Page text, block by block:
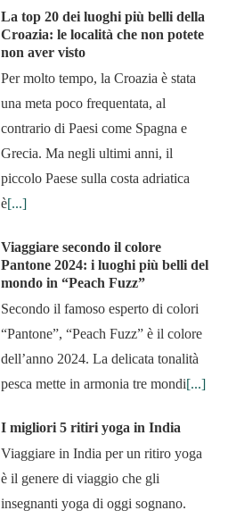
La top 20 dei luoghi più belli della
Croazia: le località che non potete
non aver visto
Per molto tempo, la Croazia è stata
una meta poco frequentata, al
contrario di Paesi come Spagna e
Grecia. Ma negli ultimi anni, il
piccolo Paese sulla costa adriatica
è[...]
Viaggiare secondo il colore
Pantone 2024: i luoghi più belli del
mondo in “Peach Fuzz”
Secondo il famoso esperto di colori
“Pantone”, “Peach Fuzz” è il colore
dell’anno 2024. La delicata tonalità
pesca mette in armonia tre mondi[...]
I migliori 5 ritiri yoga in India
Viaggiare in India per un ritiro yoga
è il genere di viaggio che gli
insegnanti yoga di oggi sognano.